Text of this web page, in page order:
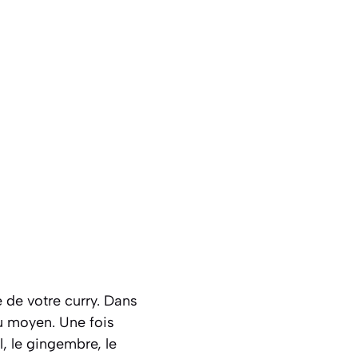
votre curry. Dans
moyen. Une fois
le gingembre, le